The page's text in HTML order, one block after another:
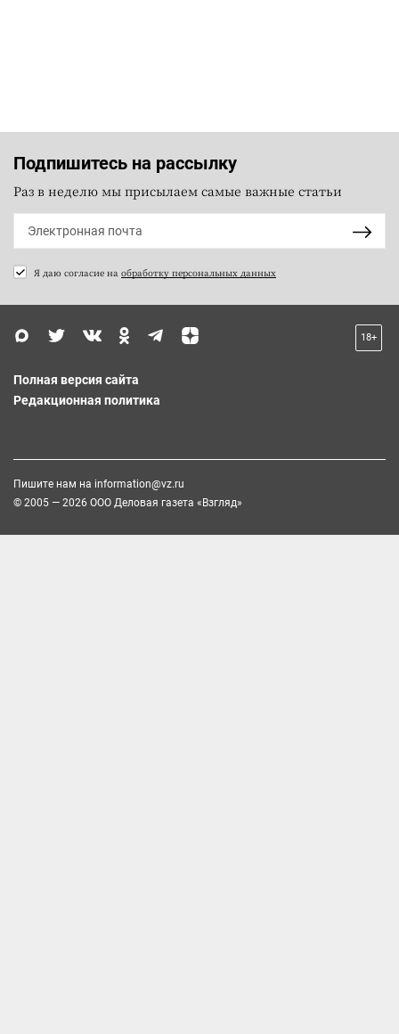
Подпишитесь на рассылку
Раз в неделю мы присылаем самые важные статьи
Я даю согласие на обработку персональных данных
18+
Полная версия сайта
Редакционная политика
Пишите нам на information@vz.ru
© 2005 — 2026 ООО Деловая газета «Взгляд»